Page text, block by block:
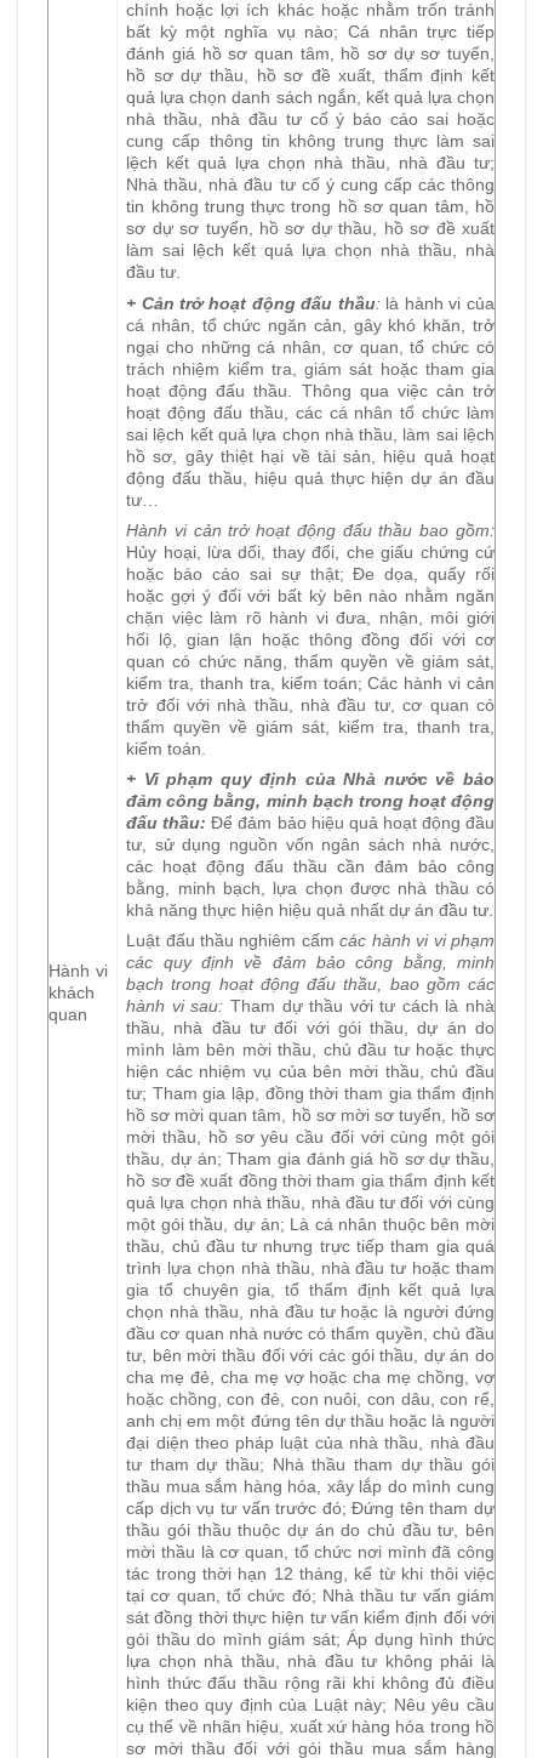
Hành vi
khách
quan
chính hoặc lợi ích khác hoặc nhằm trốn tránh
bất kỳ một nghĩa vụ nào; Cá nhân trực tiếp
đánh giá hồ sơ quan tâm, hồ sơ dự sơ tuyển,
hồ sơ dự thầu, hồ sơ đề xuất, thẩm định kết
quả lựa chọn danh sách ngắn, kết quả lựa chọn
nhà thầu, nhà đầu tư cố ý báo cáo sai hoặc
cung cấp thông tin không trung thực làm sai
lệch kết quả lựa chọn nhà thầu, nhà đầu tư;
Nhà thầu, nhà đầu tư cố ý cung cấp các thông
tin không trung thực trong hồ sơ quan tâm, hồ
sơ dự sơ tuyển, hồ sơ dự thầu, hồ sơ đề xuất
làm sai lệch kết quả lựa chọn nhà thầu, nhà
đầu tư.
+ Cản trở hoạt động đấu thầu:là hành vi của
cá nhân, tổ chức ngăn cản, gây khó khăn, trở
ngại cho những cá nhân, cơ quan, tổ chức có
trách nhiệm kiểm tra, giám sát hoặc tham gia
hoạt động đấu thầu. Thông qua việc cản trở
hoạt động đấu thầu, các cá nhân tổ chức làm
sai lệch kết quả lựa chọn nhà thầu, làm sai lệch
hồ sơ, gây thiệt hại về tài sản, hiệu quả hoạt
động đấu thầu, hiệu quả thực hiện dự án đầu
tư…
Hành vi cản trở hoạt động đấu thầu bao gồm:
Hủy hoại, lừa dối, thay đổi, che giấu chứng cứ
hoặc báo cáo sai sự thật; Đe dọa, quấy rối
hoặc gợi ý đối với bất kỳ bên nào nhằm ngăn
chặn việc làm rõ hành vi đưa, nhận, môi giới
hối lộ, gian lận hoặc thông đồng đối với cơ
quan có chức năng, thẩm quyền về giám sát,
kiểm tra, thanh tra, kiểm toán; Các hành vi cản
trở đối với nhà thầu, nhà đầu tư, cơ quan có
thẩm quyền về giám sát, kiểm tra, thanh tra,
kiểm toán.
+ Vi phạm quy định của Nhà nước về bảo
đảm công bằng, minh bạch trong hoạt động
đấu thầu: Để đảm bảo hiệu quả hoạt động đầu
tư, sử dụng nguồn vốn ngân sách nhà nước,
các hoạt động đấu thầu cần đảm bảo công
bằng, minh bạch, lựa chọn được nhà thầu có
khả năng thực hiện hiệu quả nhất dự án đầu tư.
Luật đấu thầu nghiêm cấmcác hành vi vi phạm
các quy định về đảm bảo công bằng, minh
bạch trong hoạt động đấu thầu, bao gồm các
hành vi sau: Tham dự thầu với tư cách là nhà
thầu, nhà đầu tư đối với gói thầu, dự án do
mình làm bên mời thầu, chủ đầu tư hoặc thực
hiện các nhiệm vụ của bên mời thầu, chủ đầu
tư; Tham gia lập, đồng thời tham gia thẩm định
hồ sơ mời quan tâm, hồ sơ mời sơ tuyển, hồ sơ
mời thầu, hồ sơ yêu cầu đối với cùng một gói
thầu, dự án; Tham gia đánh giá hồ sơ dự thầu,
hồ sơ đề xuất đồng thời tham gia thẩm định kết
quả lựa chọn nhà thầu, nhà đầu tư đối với cùng
một gói thầu, dự án; Là cá nhân thuộc bên mời
thầu, chủ đầu tư nhưng trực tiếp tham gia quá
trình lựa chọn nhà thầu, nhà đầu tư hoặc tham
gia tổ chuyên gia, tổ thẩm định kết quả lựa
chọn nhà thầu, nhà đầu tư hoặc là người đứng
đầu cơ quan nhà nước có thẩm quyền, chủ đầu
tư, bên mời thầu đối với các gói thầu, dự án do
cha mẹ đẻ, cha mẹ vợ hoặc cha mẹ chồng, vợ
hoặc chồng, con đẻ, con nuôi, con dâu, con rể,
anh chị em một đứng tên dự thầu hoặc là người
đại diện theo pháp luật của nhà thầu, nhà đầu
tư tham dự thầu; Nhà thầu tham dự thầu gói
thầu mua sắm hàng hóa, xây lắp do mình cung
cấp dịch vụ tư vấn trước đó; Đứng tên tham dự
thầu gói thầu thuộc dự án do chủ đầu tư, bên
mời thầu là cơ quan, tổ chức nơi mình đã công
tác trong thời hạn 12 tháng, kể từ khi thôi việc
tại cơ quan, tổ chức đó; Nhà thầu tư vấn giám
sát đồng thời thực hiện tư vấn kiểm định đối với
gói thầu do mình giám sát; Áp dụng hình thức
lựa chọn nhà thầu, nhà đầu tư không phải là
hình thức đấu thầu rộng rãi khi không đủ điều
kiện theo quy định của Luật này; Nêu yêu cầu
cụ thể về nhãn hiệu, xuất xứ hàng hóa trong hồ
sơ mời thầu đối với gói thầu mua sắm hàng